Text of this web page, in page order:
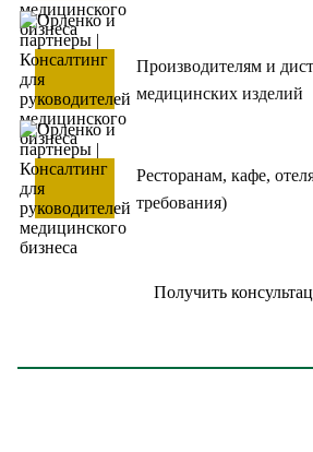
Производителям и
медицинских изделий
Ресторанам, кафе,
требования)
Получить